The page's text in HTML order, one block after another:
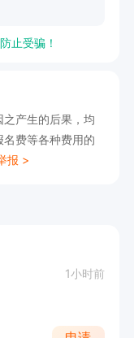
止受骗！
产生的后果，均
费等各种费用的
报 >
1小时前